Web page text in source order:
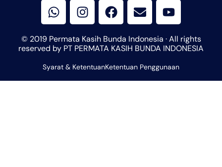
h
a
t
s
a
p
p
n
s
t
a
r
a
a
c
b
o
k
n
v
e
l
p
e
o
u
t
u
e
© 2019 Permata Kasih Bunda Indonesia · All rights
reserved by PT PERMATA KASIH BUNDA INDONESIA
Syarat & KetentuanKetentuan Penggunaan